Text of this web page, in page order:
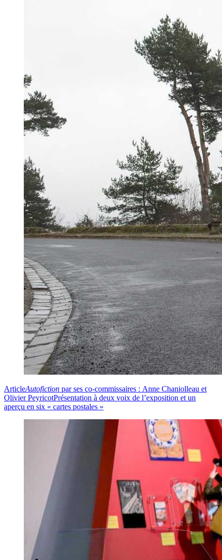
ArticleAutofiction par ses co-commissaires : Anne Chaniolleau et
Olivier PeyricotPrésentation à deux voix de l’exposition et un
aperçu en six « cartes postales »